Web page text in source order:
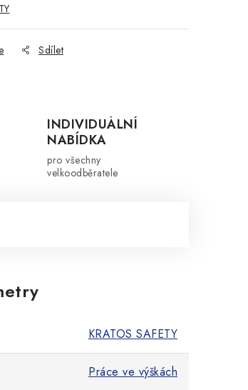
Sdílet
INDIVIDUÁLNÍ
NABÍDKA
pro všechny
velkoodběratele
KRATOS SAFETY
Práce ve výškách